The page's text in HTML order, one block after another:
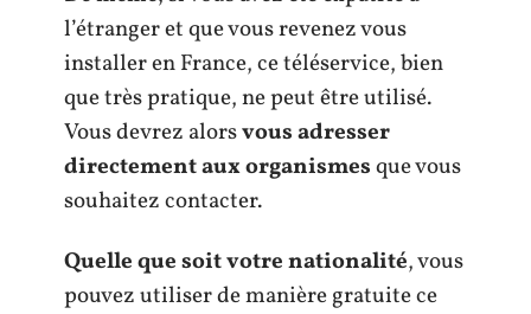
l’étranger et que vous revenez vous
installer en France, ce téléservice, bien
que très pratique, ne peut être utilisé.
Vous devrez alorsvous adresser
directement aux organismesque vous
souhaitez contacter.
Quelle que soit votre nationalité, vous
pouvez utiliser de manière gratuite ce